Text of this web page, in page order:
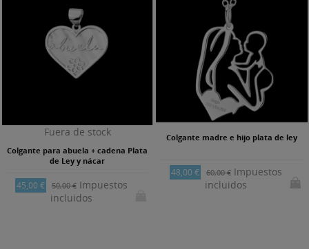
Fuera de stock
Colgante para abuela + cadena Plata
de Ley y nácar
45,00 € 50,00 €Impuestos
incluidos
Colgante madre e hijo plata de ley
48,00 € 60,00 €Impuestos
incluidos